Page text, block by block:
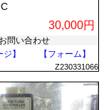
30,000円
お問い合わせ
】
【フォーム】
Z230331066